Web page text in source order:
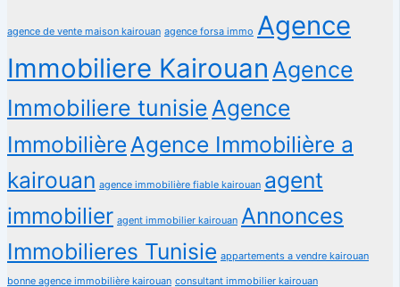
agence de vente maison kairouan agence forsa immo Agence
Immobiliere Kairouan Agence
Immobiliere tunisie Agence
Immobilière Agence Immobilière a
kairouan agence immobilière fiable kairouan agent
immobilier agent immobilier kairouan Annonces
Immobilieres Tunisie appartements a vendre kairouan
bonne agence immobilière kairouan consultant immobilier kairouan